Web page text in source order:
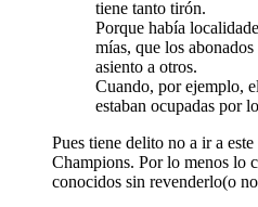
tiene tanto tirón.
Porque había
mías, que los
asiento a otros.
Cuando, por ejemplo,
estaban ocupadas por
Pues tiene delito no a ir a
Champions. Por lo menos lo
conocidos sin revenderlo(o